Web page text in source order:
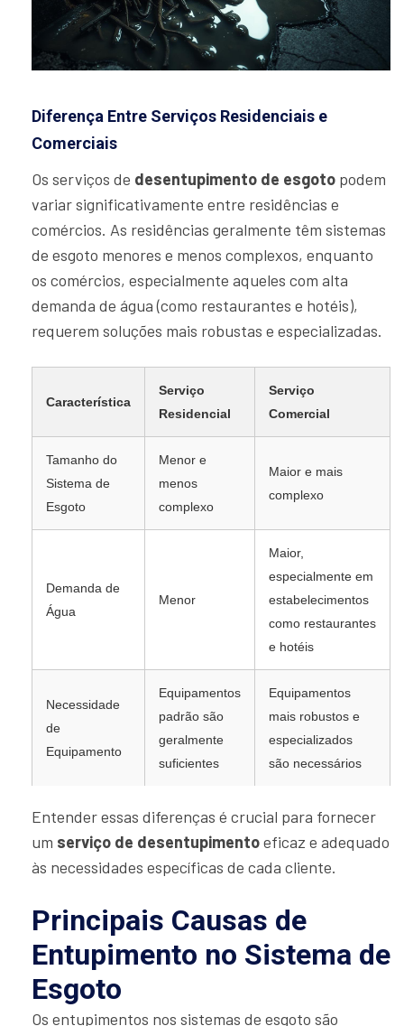
Diferença Entre Serviços Residenciais e
Comerciais
Os serviços de desentupimento de esgoto podem
variar significativamente entre residências e
comércios. As residências geralmente têm sistemas
de esgoto menores e menos complexos, enquanto
os comércios, especialmente aqueles com alta
demanda de água (como restaurantes e hotéis),
requerem soluções mais robustas e especializadas.
Característica
Serviço
Residencial
Serviço
Comercial
Tamanho do
Sistema de
Esgoto
Menor e
menos
complexo
Maior e mais
complexo
Demanda de
Água
Menor
Maior,
especialmente em
estabelecimentos
como restaurantes
e hotéis
Necessidade
de
Equipamento
Equipamentos
padrão são
geralmente
suficientes
Equipamentos
mais robustos e
especializados
são necessários
Entender essas diferenças é crucial para fornecer
um serviço de desentupimentoeficaz e adequado
às necessidades específicas de cada cliente.
Principais Causas de
Entupimento no Sistema de
Esgoto
Os entupimentos nos sistemas de esgoto são